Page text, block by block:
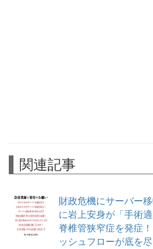
関連記事
財政危機にサーバー
に岩上安身が「手術
脊椎管狭窄症を発症
ッシュフローが底を